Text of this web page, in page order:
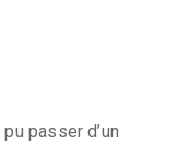
passer d’un